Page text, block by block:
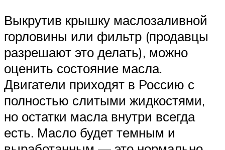
Выкрутив крышку маслозаливной
горловины или фильтр (продавцы
разрешают это делать), можно
оценить состояние масла.
Двигатели приходят в Россию с
полностью слитыми жидкостями,
но остатки масла внутри всегда
есть. Масло будет темным и